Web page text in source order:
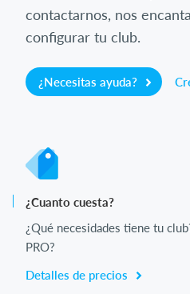
contactarnos, nos
configurar tu club.
¿Necesitas ayuda?
¿Cuanto cuesta?
¿Qué necesidades tiene tu
PRO?
Detalles de precios